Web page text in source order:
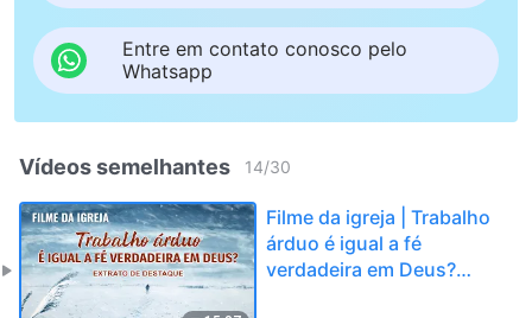
Entre em contato conosco pelo
Whatsapp
Vídeos semelhantes 14/30
Filme da igreja | Trabalho
árduo é igual a fé
verdadeira em Deus?